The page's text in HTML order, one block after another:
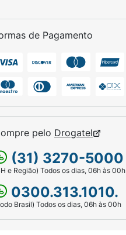
de Pagamento
pelo Drogatel
(31) 3270-5000
e Região) Todos os dias, 06h às 00h
0300.313.1010.
Brasil) Todos os dias, 06h às 00h